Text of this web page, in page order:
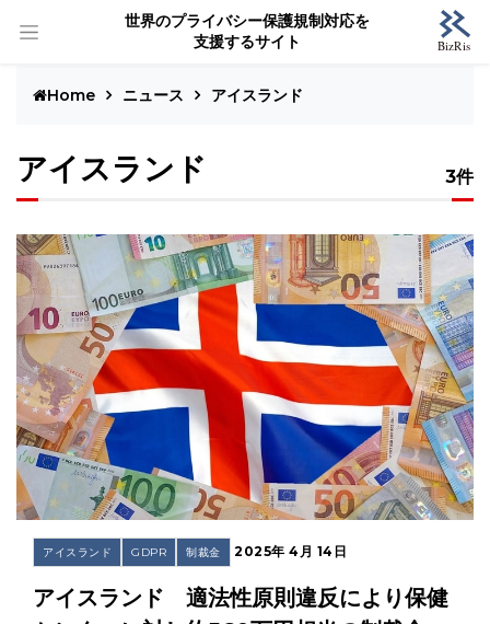
世界のプライバシー保護規制対応を
支援するサイト
Home ニュース アイスランド
アイスランド 3件
アイスランド GDPR 制裁金 2025年 4月 14日
アイスランド 適法性原則違反により保健